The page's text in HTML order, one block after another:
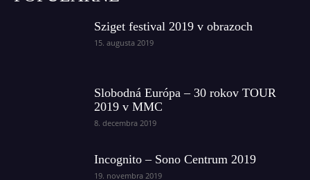
Sziget festival 2019 v obrazoch
15. augusta 2019
Slobodná Európa – 30 rokov TOUR
2019 v MMC
8. decembra 2019
Incognito – Sono Centrum 2019
19. novembra 2019